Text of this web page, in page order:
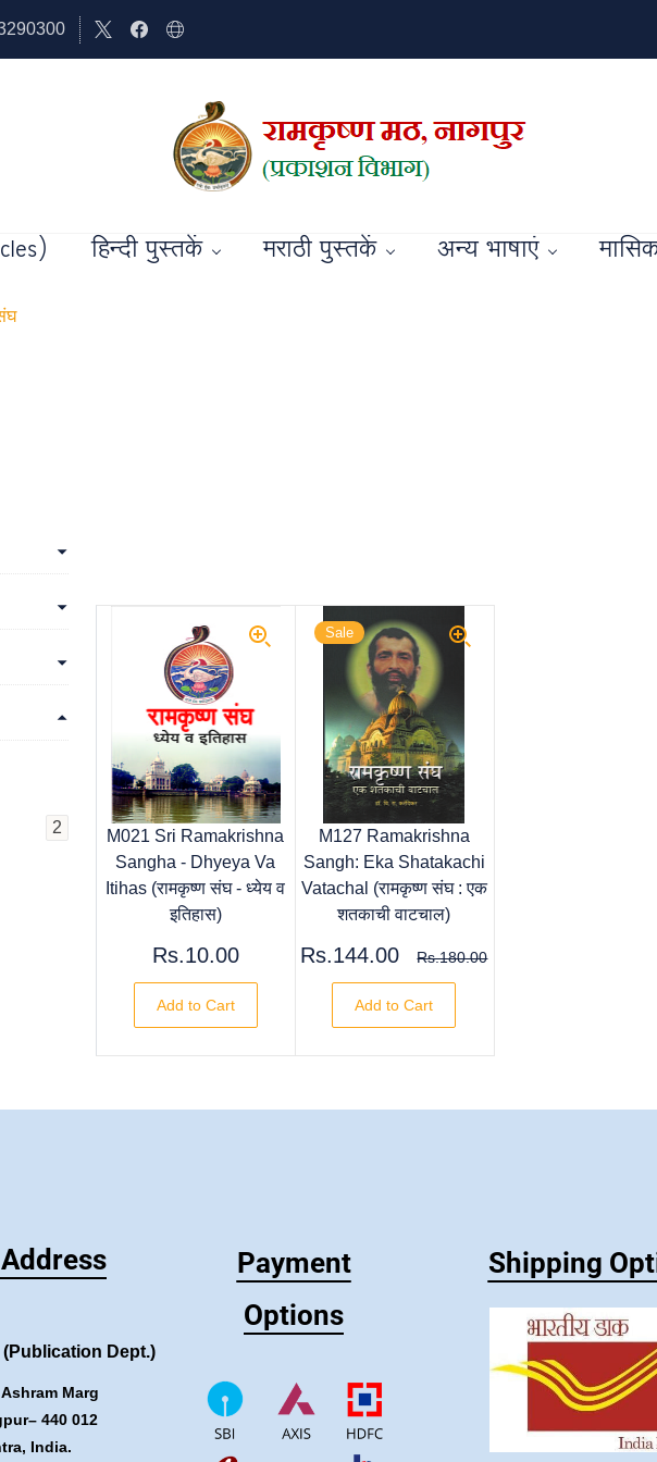
हिन्दी पुस्तकें मराठी पुस्तकें अन्य भाषाएं
2
M021 Sri Ramakrishna
Sangha - Dhyeya Va
Itihas (रामकृष्ण संघ - ध्येय व
इतिहास)
Rs.10.00
Add to Cart
Sale
M127 Ramakrishna
Sangh: Eka Shatakachi
Vatachal (रामकृष्ण संघ : एक
शतकाची वाटचाल)
Rs.144.00 Rs.180.00
Add to Cart
Dept.)
Marg
440 012
India.
Payment
Options
Shipping